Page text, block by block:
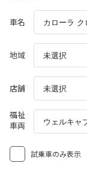
車名
地域
店舗
福祉
車両
試乗車のみ表示